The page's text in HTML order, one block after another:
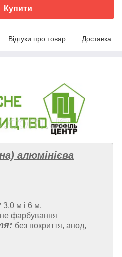
Купити
Відгуки про товар Доставка
алюмінієва
3.0 м і 6 м.
фарбування
без покриття, анод,